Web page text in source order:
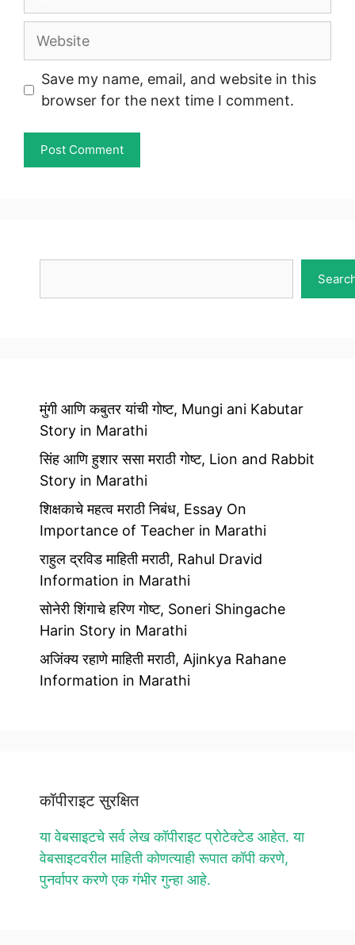
Website
Save my name, email, and website in this
browser for the next time I comment.
मुंगी आणि कबुतर यांची गोष्ट, Mungi ani Kabutar
Story in Marathi
सिंह आणि हुशार ससा मराठी गोष्ट, Lion and Rabbit
Story in Marathi
शिक्षकाचे महत्व मराठी निबंध, Essay On
Importance of Teacher in Marathi
राहुल द्रविड माहिती मराठी, Rahul Dravid
Information in Marathi
सोनेरी शिंगाचे हरिण गोष्ट, Soneri Shingache
Harin Story in Marathi
अजिंक्य रहाणे माहिती मराठी, Ajinkya Rahane
Information in Marathi
कॉपीराइट सुरक्षित
या वेबसाइटचे सर्व लेख कॉपीराइट प्रोटेक्टेड आहेत. या
वेबसाइटवरील माहिती कोणत्याही रूपात कॉपी करणे,
पुनर्वापर करणे एक गंभीर गुन्हा आहे.